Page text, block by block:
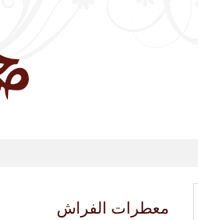
معطرات الفراش